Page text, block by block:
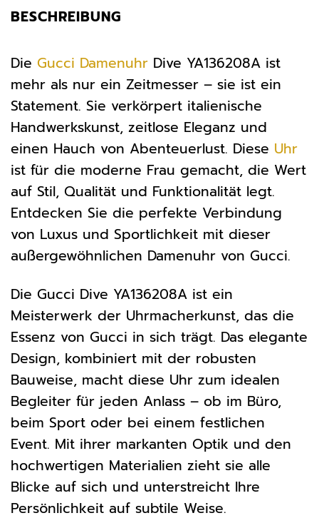
BESCHREIBUNG
Die Gucci Damenuhr Dive YA136208A ist
mehr als nur ein Zeitmesser – sie ist ein
Statement. Sie verkörpert italienische
Handwerkskunst, zeitlose Eleganz und
einen Hauch von Abenteuerlust. Diese Uhr
ist für die moderne Frau gemacht, die Wert
auf Stil, Qualität und Funktionalität legt.
Entdecken Sie die perfekte Verbindung
von Luxus und Sportlichkeit mit dieser
außergewöhnlichen Damenuhr von Gucci.
Die Gucci Dive YA136208A ist ein
Meisterwerk der Uhrmacherkunst, das die
Essenz von Gucci in sich trägt. Das elegante
Design, kombiniert mit der robusten
Bauweise, macht diese Uhr zum idealen
Begleiter für jeden Anlass – ob im Büro,
beim Sport oder bei einem festlichen
Event. Mit ihrer markanten Optik und den
hochwertigen Materialien zieht sie alle
Blicke auf sich und unterstreicht Ihre
Persönlichkeit auf subtile Weise.